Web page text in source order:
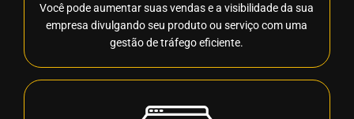
Você pode aumentar suas vendas e a visibilidade da sua
empresa divulgando seu produto ou serviço com uma
gestão de tráfego eficiente.